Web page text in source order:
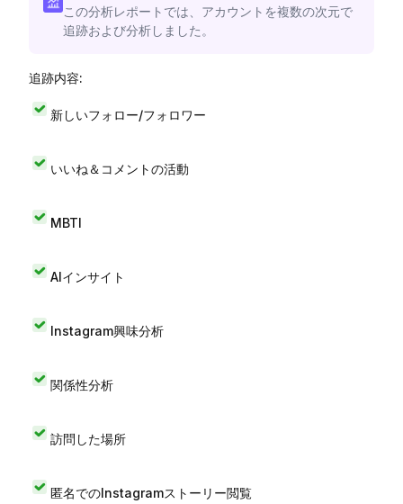
この分析レポートでは、アカウントを複数の次元で
追跡および分析しました。
追跡内容:
新しいフォロー/フォロワー
いいね＆コメントの活動
MBTI
AIインサイト
Instagram興味分析
関係性分析
訪問した場所
匿名でのInstagramストーリー閲覧